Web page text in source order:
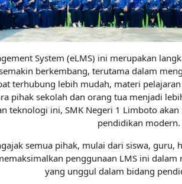
System (eLMS) ini merupakan
berkembang, terutama dalam
terhubung lebih mudah, materi
pihak sekolah dan orang tua menjadi
teknologi ini, SMK Negeri 1 Limboto
pendidikan modern.
semua pihak, mulai dari siswa, guru,
penggunaan LMS ini
yang unggul dalam bidang